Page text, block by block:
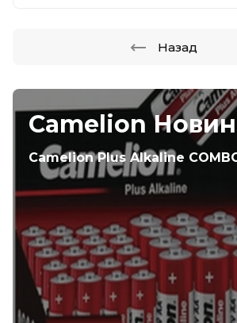
Camelion
Camelion Plus Alkaline
Назад